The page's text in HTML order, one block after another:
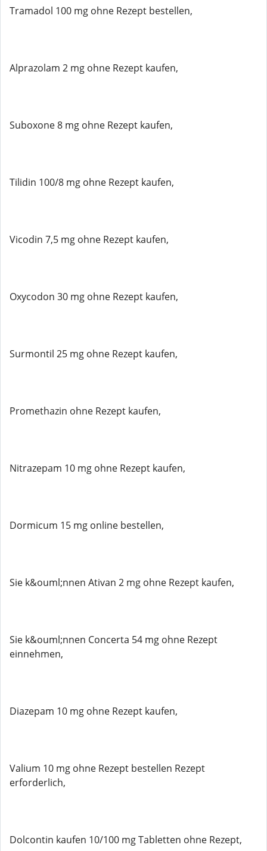
Tramadol 100 mg ohne Rezept bestellen,
Alprazolam 2 mg ohne Rezept kaufen,
Suboxone 8 mg ohne Rezept kaufen,
Tilidin 100/8 mg ohne Rezept kaufen,
Vicodin 7,5 mg ohne Rezept kaufen,
Oxycodon 30 mg ohne Rezept kaufen,
Surmontil 25 mg ohne Rezept kaufen,
Promethazin ohne Rezept kaufen,
Nitrazepam 10 mg ohne Rezept kaufen,
Dormicum 15 mg online bestellen,
Sie k&ouml;nnen Ativan 2 mg ohne Rezept kaufen,
Sie k&ouml;nnen Concerta 54 mg ohne Rezept
einnehmen,
Diazepam 10 mg ohne Rezept kaufen,
Valium 10 mg ohne Rezept bestellen Rezept
erforderlich,
Dolcontin kaufen 10/100 mg Tabletten ohne Rezept,